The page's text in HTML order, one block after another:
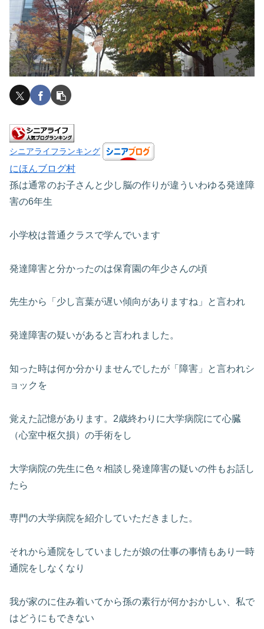
シニアライフランキング
にほんブログ村
孫は通常のお子さんと少し脳の作りが違ういわゆる発達障
害の6年生
小学校は普通クラスで学んでいます
発達障害と分かったのは保育園の年少さんの頃
先生から「少し言葉が遅い傾向がありますね」と言われ
発達障害の疑いがあると言われました。
知った時は何か分かりませんでしたが「障害」と言われシ
ョックを
覚えた記憶があります。2歳終わりに大学病院にて心臓
（心室中枢欠損）の手術をし
大学病院の先生に色々相談し発達障害の疑いの件もお話し
たら
専門の大学病院を紹介していただきました。
それから通院をしていましたが娘の仕事の事情もあり一時
通院をしなくなり
我が家のに住み着いてから孫の素行が何かおかしい、私で
はどうにもできない